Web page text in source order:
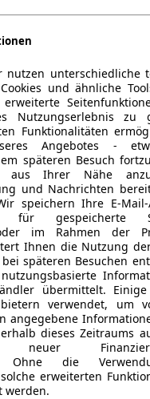
Sensoren hinten,
LED-
Sitzheizung, Voll-LED
unterschiedliche
und ähnliche
Nutzungserlebnis zu
Funktionalitäten
Angebotes -
späteren Besuch
aus Ihrer Nähe
und Nachrichten
speichern Ihre E-Mail-
gespeicherte
im Rahmen der
Ihnen die Nutzung
späteren Besuchen
übermittelt. Einige
verwendet, um
angegebene
dieses Zeitraums
Ohne die
erweiterten
werden.